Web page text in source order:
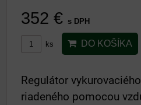
352 € s DPH
ks DO KOŠÍKA
Regulátor
riadeného pomocou